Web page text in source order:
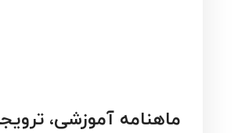
ماهنامه آموزشی،